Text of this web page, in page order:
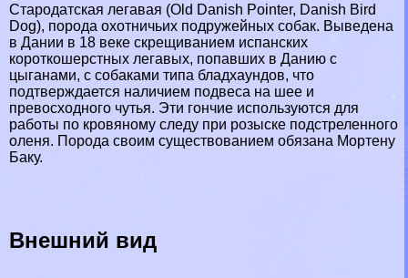
Стародатская легавая (Old Danish Pointer, Danish Bird
Dog), порода охотничьих подружейных собак. Выведена
в Дании в 18 веке скрещиванием испанских
короткошерстных легавых, попавших в Данию с
цыганами, с собаками типа бладхаундов, что
подтверждается наличием подвеса на шее и
превосходного чутья. Эти гончие используются для
работы по кровяному следу при розыске подстреленного
оленя. Порода своим существованием обязана Мортену
Баку.
Внешний вид